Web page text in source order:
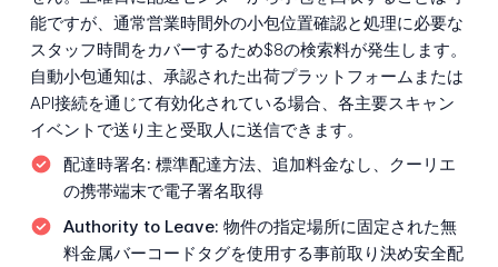
能ですが、通常営業時間外の小包位置確認と処理に必要な
スタッフ時間をカバーするため$8の検索料が発生します。
自動小包通知は、承認された出荷プラットフォームまたは
API接続を通じて有効化されている場合、各主要スキャン
イベントで送り主と受取人に送信できます。
配達時署名: 標準配達方法、追加料金なし、クーリエ
の携帯端末で電子署名取得
Authority to Leave: 物件の指定場所に固定された無
料金属バーコードタグを使用する事前取り決め安全配